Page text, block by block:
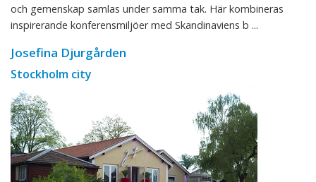
och gemenskap samlas under samma tak. Här kombineras
inspirerande konferensmiljöer med Skandinaviens b ...
Josefina Djurgården
Stockholm city